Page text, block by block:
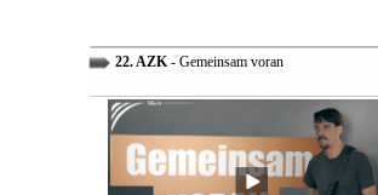
22. AZK- Gemeinsam voran